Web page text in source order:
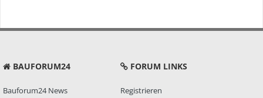
BAUFORUM24
Bauforum24 News
FORUM LINKS
Registrieren